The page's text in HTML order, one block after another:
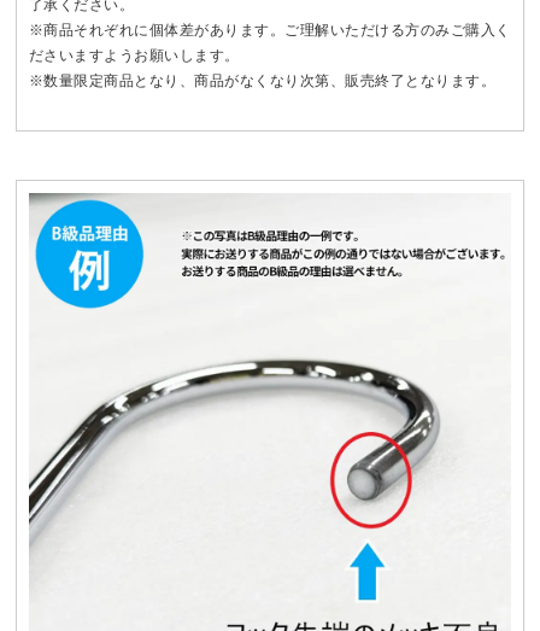
了承ください。
※商品それぞれに個体差があります。ご理解いただける方のみご購入く
ださいますようお願いします。
※数量限定商品となり、商品がなくなり次第、販売終了となります。